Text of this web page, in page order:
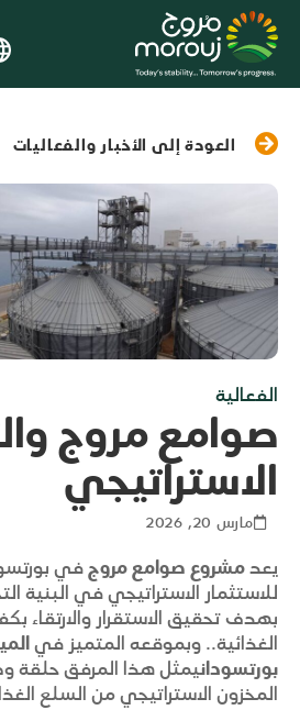
العودة إلى الأخبار والفعاليات
الفعالية
صوامع مروج
الاستراتيجي
مارس 20, 2026
يعدمشروع صوامع مروجفي
للاستثمار الاستراتيجي في البنية
بهدف تحقيق الاستقرار والارتقاء
الغذائية..وبموقعه المتميز في
بورتسودانيمثل هذا المرفق حلقة
المخزون الاستراتيجي من السلع